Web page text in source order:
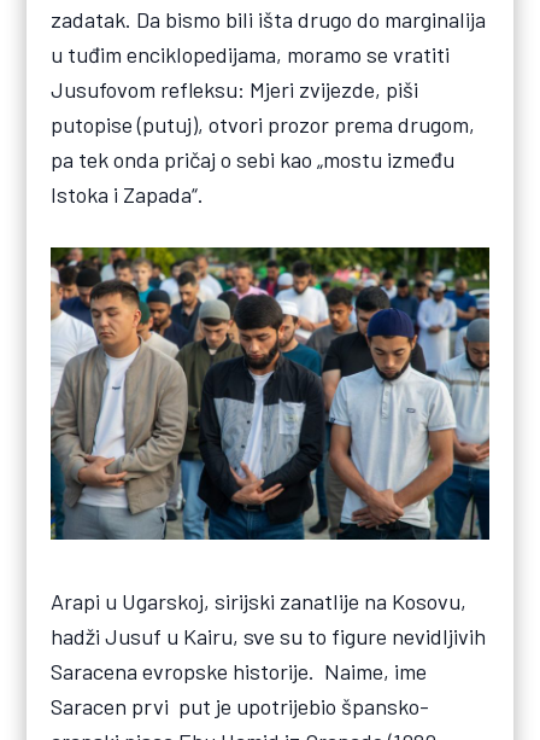
zadatak. Da bismo bili išta drugo do marginalija
u tuđim enciklopedijama, moramo se vratiti
Jusufovom refleksu: Mjeri zvijezde, piši
putopise (putuj), otvori prozor prema drugom,
pa tek onda pričaj o sebi kao „mostu između
Istoka i Zapada“.
Arapi u Ugarskoj, sirijski zanatlije na Kosovu,
hadži Jusuf u Kairu, sve su to figure nevidljivih
Saracena evropske historije. Naime, ime
Saracen prvi put je upotrijebio špansko-